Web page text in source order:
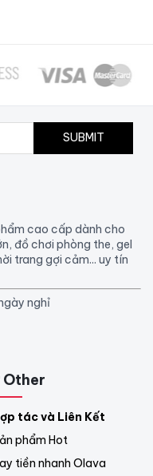
SUBMIT
cao cấp dành cho
đồ chơi phòng the, gel
trang gợi cảm... uy tín
nghỉ
Other
tác và Liên Kết
phẩm Hot
tiền nhanh Olava